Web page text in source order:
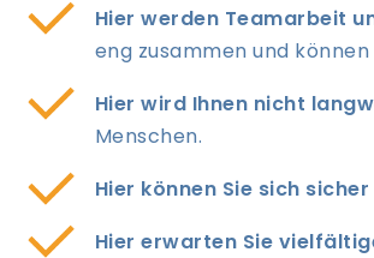
Hier werden Teamarbeit
eng zusammen und
Hier wird Ihnen nicht
Menschen.
Hier können Sie sich
Hier erwarten Sie